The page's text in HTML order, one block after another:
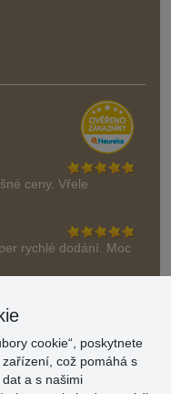
ceny. Vřele
rychlé dodání. Moc
cookie“, poskytnete
což pomáhá s
a s našimi